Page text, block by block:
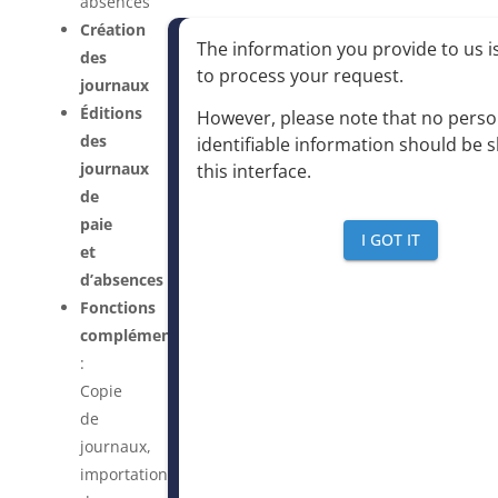
Création
des
journaux
Éditions
des
journaux
de
paie
et
d’absences
Fonctions
complémentaires
:
Copie
de
journaux,
importation
The information you provide to us
to process your request.
However, please note that no
identifiable information should be
this interface.
I GOT IT